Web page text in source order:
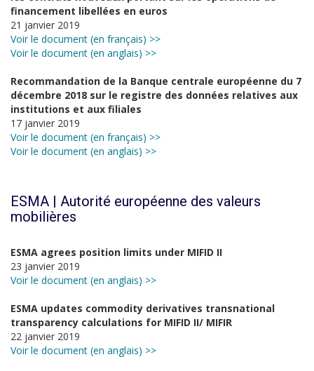
financement libellées en euros
21 janvier 2019
Voir le document (en français) >>
Voir le document (en anglais) >>
Recommandation de la Banque centrale européenne du 7
décembre 2018 sur le registre des données relatives aux
institutions et aux filiales
17 janvier 2019
Voir le document (en français) >>
Voir le document (en anglais) >>
ESMA | Autorité européenne des valeurs
mobilières
ESMA agrees position limits under MIFID II
23 janvier 2019
Voir le document (en anglais) >>
ESMA updates commodity derivatives transnational
transparency calculations for MIFID II/ MIFIR
22 janvier 2019
Voir le document (en anglais) >>